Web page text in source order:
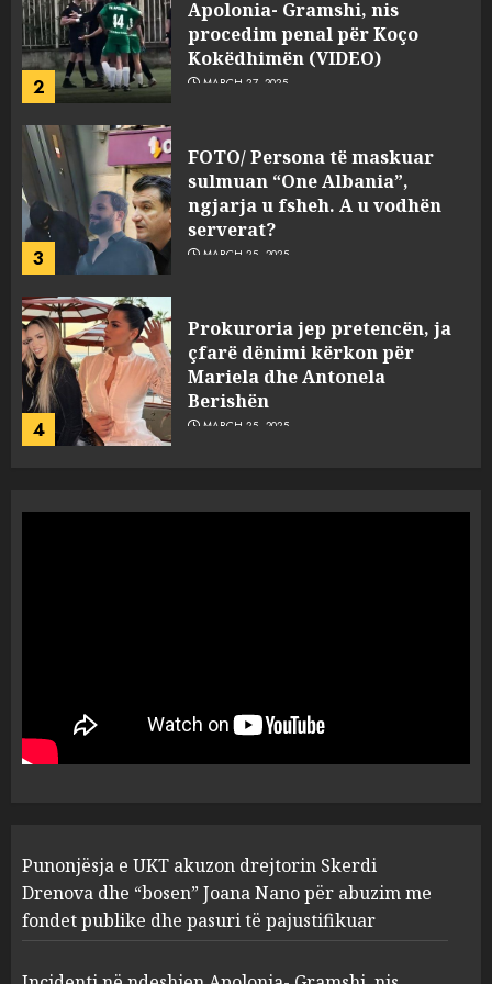
2
Apolonia- Gramshi, nis
procedim penal për Koço
Kokëdhimën (VIDEO)
MARCH 27, 2025
3
FOTO/ Persona të maskuar
sulmuan “One Albania”,
ngjarja u fsheh. A u vodhën
serverat?
MARCH 25, 2025
4
Prokuroria jep pretencën, ja
çfarë dënimi kërkon për
Mariela dhe Antonela
Berishën
MARCH 25, 2025
1
“bosen” Joana Nano për
abuzim me fondet publike dhe
pasuri të pajustifikuar
2
Apolonia- Gramshi, nis
procedim penal për Koço
Kokëdhimën (VIDEO)
MARCH 27, 2025
Punonjësja e UKT akuzon drejtorin Skerdi
Drenova dhe “bosen” Joana Nano për abuzim me
fondet publike dhe pasuri të pajustifikuar